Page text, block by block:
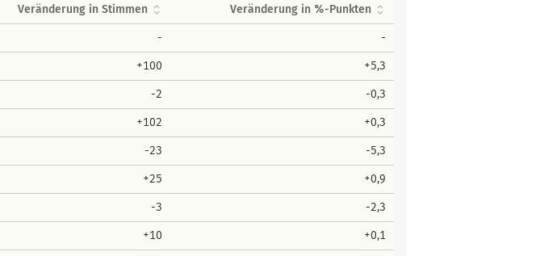
Veränderung in Stimmen Veränderung in %-Punkten
- -
+100 +5,3
-2 -0,3
+102 +0,3
-23 -5,3
+25 +0,9
-3 -2,3
+10 +0,1